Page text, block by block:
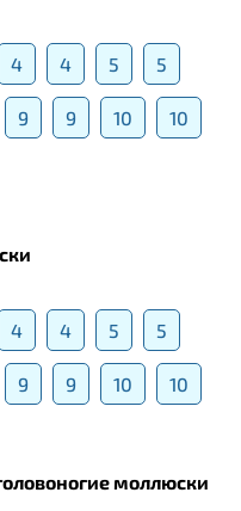
4 4 5 5
9 9 10 10
4 4 5 5
9 9 10 10
моллюски